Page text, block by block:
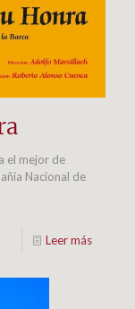
el mejor de
Nacional de
Leer más